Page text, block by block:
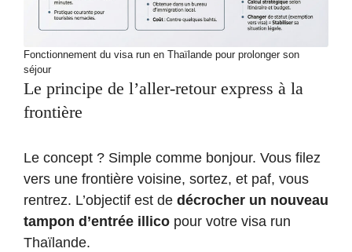
Fonctionnement du visa run en Thaïlande pour prolonger son
séjour
Le principe de l’aller-retour express à la
frontière
Le concept ? Simple comme bonjour. Vous filez
vers une frontière voisine, sortez, et paf, vous
rentrez. L’objectif est de décrocher un nouveau
tampon d’entrée illico pour votre visa run
Thaïlande.